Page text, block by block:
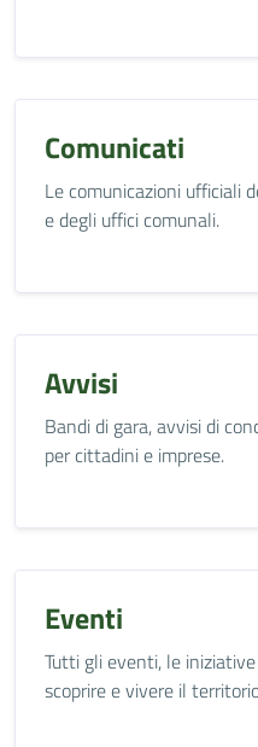
Comunicati
Le comunicazioni ufficiali
e degli uffici comunali.
Avvisi
Bandi di gara, avvisi di
per cittadini e imprese.
Eventi
Tutti gli eventi, le
scoprire e vivere il